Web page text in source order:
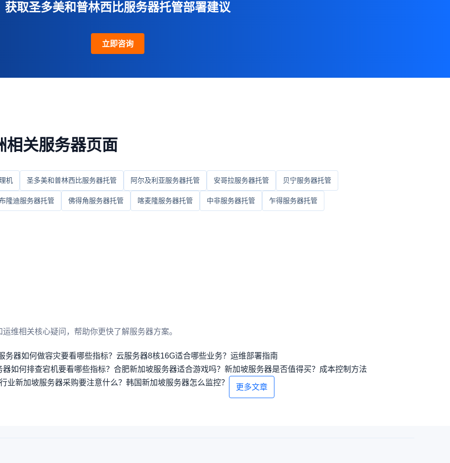
获取圣多美和普林西比服务器托管部署建议
立即咨询
相关服务器页面
机 圣多美和普林西比服务器托管 阿尔及利亚服务器托管 安哥拉服务器托管 贝宁服务器托管
隆迪服务器托管 佛得角服务器托管 喀麦隆服务器托管 中非服务器托管 乍得服务器托管
维相关核心疑问，帮助你更快了解服务器方案。
务器如何做容灾要看哪些指标？ 云服务器8核16G适合哪些业务？运维部署指南
器如何排查宕机要看哪些指标？ 合肥新加坡服务器适合游戏吗？ 新加坡服务器是否值得买？成本控制方法
业新加坡服务器采购要注意什么？ 韩国新加坡服务器怎么监控？
更多文章